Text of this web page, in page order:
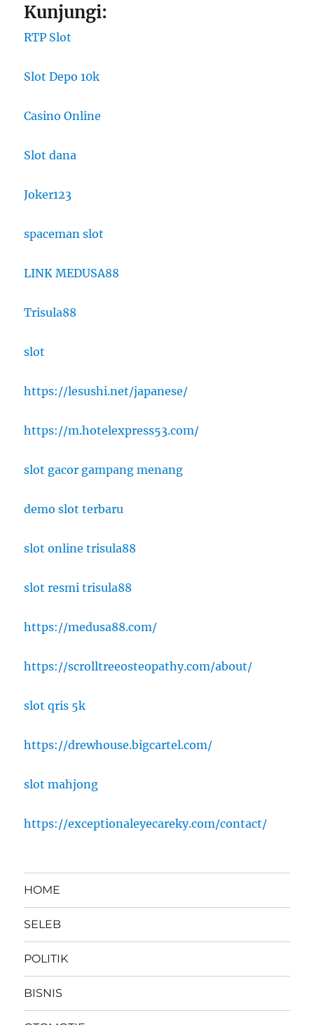
Kunjungi:
RTP Slot
Slot Depo 10k
Casino Online
Slot dana
Joker123
spaceman slot
LINK MEDUSA88
Trisula88
slot
https://lesushi.net/japanese/
https://m.hotelexpress53.com/
slot gacor gampang menang
demo slot terbaru
slot online trisula88
slot resmi trisula88
https://medusa88.com/
https://scrolltreeosteopathy.com/about/
slot qris 5k
https://drewhouse.bigcartel.com/
slot mahjong
https://exceptionaleyecareky.com/contact/
HOME
SELEB
POLITIK
BISNIS